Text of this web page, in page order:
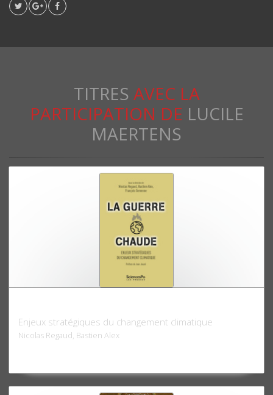
TITRES AVEC LA
PARTICIPATION DE LUCILE
MAERTENS
Enjeux stratégiques du changement climatique
Nicolas Regaud, Bastien Alex